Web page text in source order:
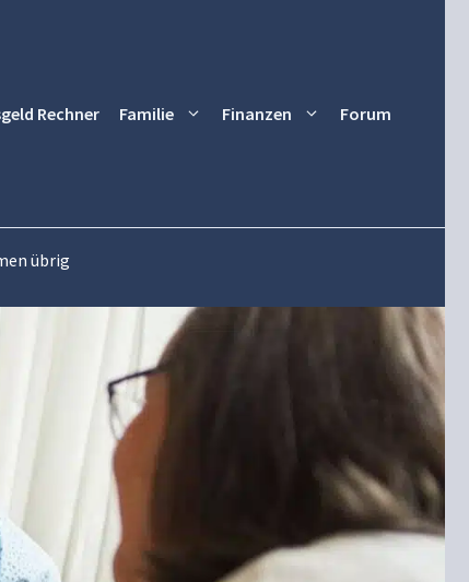
Rechner Familie Finanzen Forum
übrig